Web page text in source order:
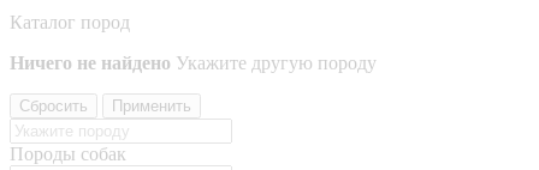
Каталог пород
Ничего не найдено Укажите другую породу
Сбросить Применить
Породы собак